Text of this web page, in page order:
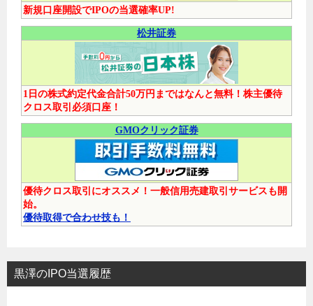
新規口座開設でIPOの当選確率UP!
松井証券
1日の株式約定代金合計50万円まではなんと無料！株主優待
クロス取引必須口座！
GMOクリック証券
優待クロス取引にオススメ！一般信用売建取引サービスも開
始。
優待取得で合わせ技も！
黒澤のIPO当選履歴